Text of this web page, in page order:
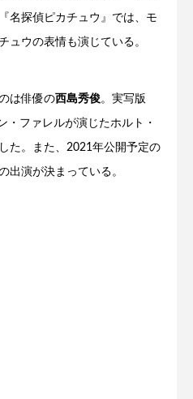
名探偵ピカチュウ』では、モ
ュウの表情も演じている。
は俳優の西島秀俊。実写版
・ファレルが演じたホルト・
た。また、2021年公開予定の
出演が決まっている。